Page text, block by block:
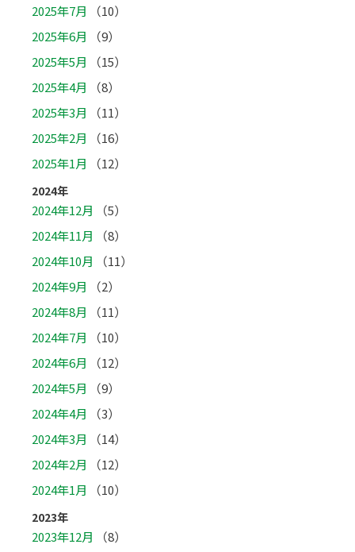
2025年7月
（10）
2025年6月
（9）
2025年5月
（15）
2025年4月
（8）
2025年3月
（11）
2025年2月
（16）
2025年1月
（12）
2024年
2024年12月
（5）
2024年11月
（8）
2024年10月
（11）
2024年9月
（2）
2024年8月
（11）
2024年7月
（10）
2024年6月
（12）
2024年5月
（9）
2024年4月
（3）
2024年3月
（14）
2024年2月
（12）
2024年1月
（10）
2023年
2023年12月
（8）